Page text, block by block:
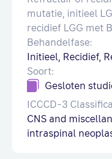
mutatie, initieel
recidief LGG met
Behandelfase:
Initieel, Recidief,
Soort:
Gesloten
ICCCD-3
CNS and
intraspinal